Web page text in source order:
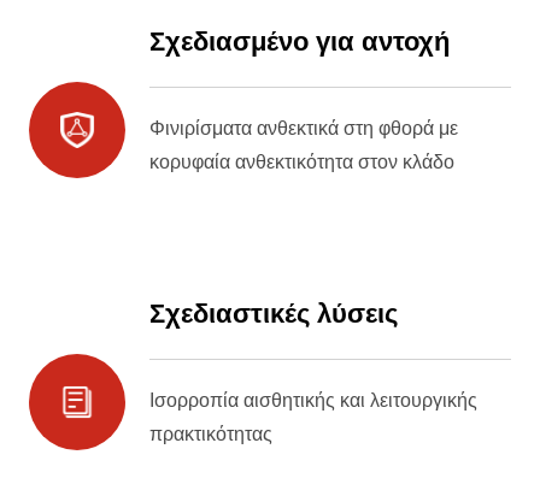
Σχεδιασμένο για αντοχή
Φινιρίσματα ανθεκτικά στη φθορά με
κορυφαία ανθεκτικότητα στον κλάδο
Σχεδιαστικές λύσεις
Ισορροπία αισθητικής και λειτουργικής
πρακτικότητας